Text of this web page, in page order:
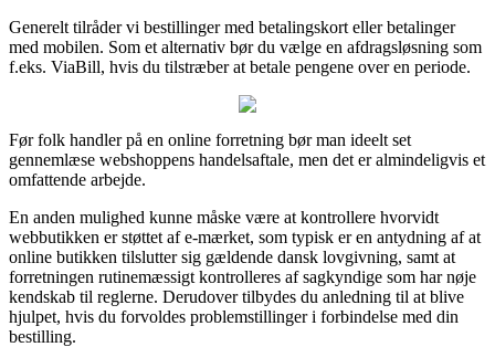
Generelt tilråder vi bestillinger med betalingskort eller betalinger
med mobilen. Som et alternativ bør du vælge en afdragsløsning som
f.eks. ViaBill, hvis du tilstræber at betale pengene over en periode.
Før folk handler på en online forretning bør man ideelt set
gennemlæse webshoppens handelsaftale, men det er almindeligvis et
omfattende arbejde.
En anden mulighed kunne måske være at kontrollere hvorvidt
webbutikken er støttet af e-mærket, som typisk er en antydning af at
online butikken tilslutter sig gældende dansk lovgivning, samt at
forretningen rutinemæssigt kontrolleres af sagkyndige som har nøje
kendskab til reglerne. Derudover tilbydes du anledning til at blive
hjulpet, hvis du forvoldes problemstillinger i forbindelse med din
bestilling.